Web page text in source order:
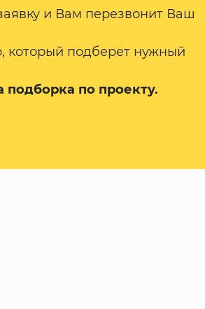
и Вам перезвонит Ваш
который подберет нужный
подборка по проекту.